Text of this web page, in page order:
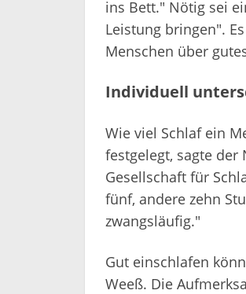
ins Bett." Nötig sei
Leistung bringen".
Menschen über
Individuell
Wie viel Schlaf ein
festgelegt, sagte der
Gesellschaft für
fünf, andere zehn
zwangsläufig."
Gut einschlafen
Weeß. Die